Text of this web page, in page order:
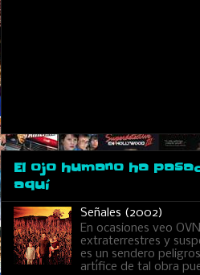
El ojo humano ha
aquí
Señales (2002)
En ocasiones veo
extraterrestres y
es un sendero
artífice de tal obra